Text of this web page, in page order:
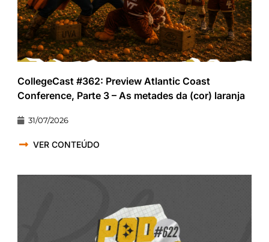
CollegeCast #362: Preview Atlantic Coast
Conference, Parte 3 – As metades da (cor) laranja
31/07/2026
VER CONTEÚDO